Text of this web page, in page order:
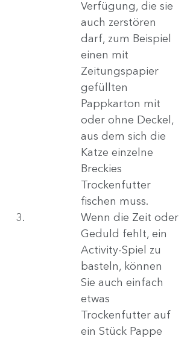
Verfügung, die sie
auch zerstören
darf, zum Beispiel
einen mit
Zeitungspapier
gefüllten
Pappkarton mit
oder ohne Deckel,
aus dem sich die
Katze einzelne
Breckies
Trockenfutter
fischen muss.
Wenn die Zeit oder
Geduld fehlt, ein
Activity-Spiel zu
basteln, können
Sie auch einfach
etwas
Trockenfutter auf
ein Stück Pappe